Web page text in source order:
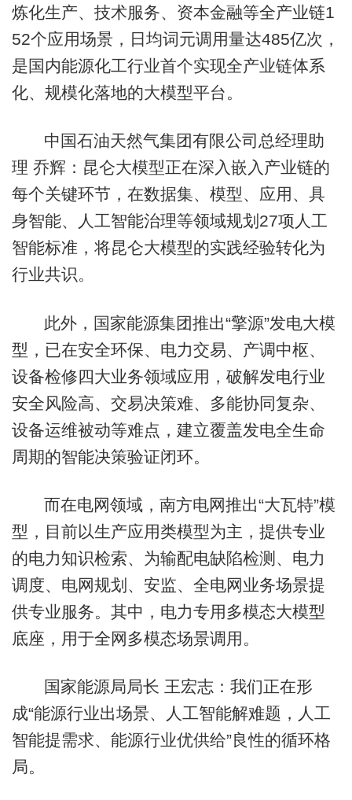
炼化生产、技术服务、资本金融等全产业链1
52个应用场景，日均词元调用量达485亿次，
是国内能源化工行业首个实现全产业链体系
化、规模化落地的大模型平台。
中国石油天然气集团有限公司总经理助
理 乔辉：昆仑大模型正在深入嵌入产业链的
每个关键环节，在数据集、模型、应用、具
身智能、人工智能治理等领域规划27项人工
智能标准，将昆仑大模型的实践经验转化为
行业共识。
此外，国家能源集团推出“擎源”发电大模
型，已在安全环保、电力交易、产调中枢、
设备检修四大业务领域应用，破解发电行业
安全风险高、交易决策难、多能协同复杂、
设备运维被动等难点，建立覆盖发电全生命
周期的智能决策验证闭环。
而在电网领域，南方电网推出“大瓦特”模
型，目前以生产应用类模型为主，提供专业
的电力知识检索、为输配电缺陷检测、电力
调度、电网规划、安监、全电网业务场景提
供专业服务。其中，电力专用多模态大模型
底座，用于全网多模态场景调用。
国家能源局局长 王宏志：我们正在形
成“能源行业出场景、人工智能解难题，人工
智能提需求、能源行业优供给”良性的循环格
局。